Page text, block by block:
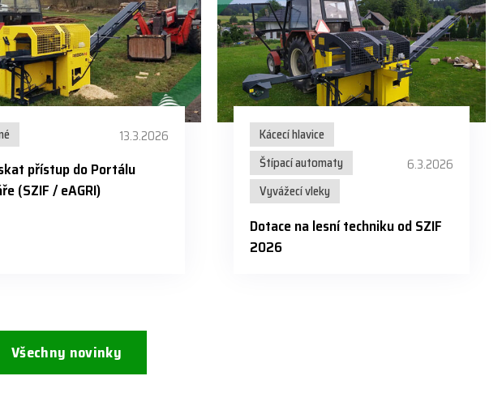
13.3.2026
přístup do Portálu
(SZIF / eAGRI)
Kácecí hlavice
Štípací automaty
Vyvážecí vleky
6.3.2026
Dotace na lesní techniku od SZIF
2026
Všechny novinky